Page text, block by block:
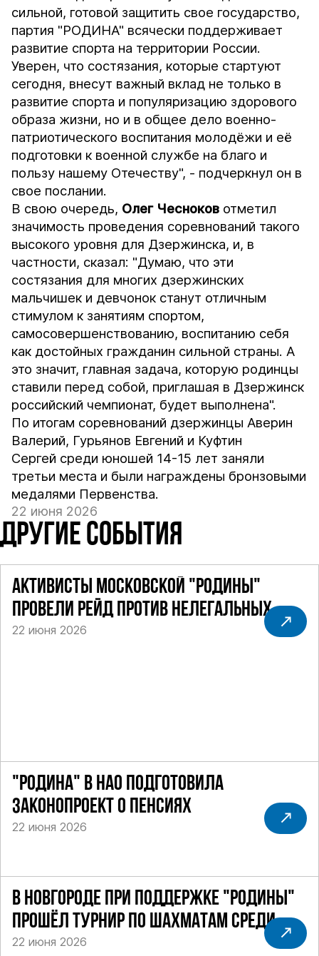
сильной, готовой защитить свое государство,
партия "РОДИНА" всячески поддерживает
развитие спорта на территории России.
Уверен, что состязания, которые стартуют
сегодня, внесут важный вклад не только в
развитие спорта и популяризацию здорового
образа жизни, но и в общее дело военно-
патриотического воспитания молодёжи и её
подготовки к военной службе на благо и
пользу нашему Отечеству", - подчеркнул он в
свое послании.
В свою очередь, Олег Чесноков отметил
значимость проведения соревнований такого
высокого уровня для Дзержинска, и, в
частности, сказал: "Думаю, что эти
состязания для многих дзержинских
мальчишек и девчонок станут отличным
стимулом к занятиям спортом,
самосовершенствованию, воспитанию себя
как достойных гражданин сильной страны. А
это значит, главная задача, которую родинцы
ставили перед собой, приглашая в Дзержинск
российский чемпионат, будет выполнена".
По итогам соревнований дзержинцы Аверин
Валерий, Гурьянов Евгений и Куфтин
Сергей среди юношей 14-15 лет заняли
третьи места и были награждены бронзовыми
медалями Первенства.
22 июня 2026
ДРУГИЕ СОБЫТИЯ
АКТИВИСТЫ МОСКОВСКОЙ "РОДИНЫ"
ПРОВЕЛИ РЕЙД ПРОТИВ НЕЛЕГАЛЬНЫХ
ТАКСИ
22 июня 2026
"РОДИНА" В НАО ПОДГОТОВИЛА
ЗАКОНОПРОЕКТ О ПЕНСИЯХ
22 июня 2026
В НОВГОРОДЕ ПРИ ПОДДЕРЖКЕ "РОДИНЫ"
ПРОШЁЛ ТУРНИР ПО ШАХМАТАМ СРЕДИ
СИЛОВИКОВ
22 июня 2026